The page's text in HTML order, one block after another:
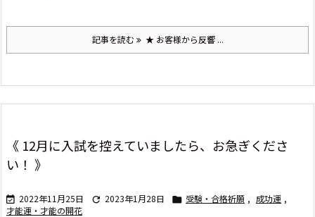
記事を読む ★ お客様から反響 ...
《 12月に入試を控えていましたら、お急ぎくださ
い！ 》
 2022年11月25日  2023年1月28日  受験・合格祈願 , 成功運 ,
才能運・才能の開花